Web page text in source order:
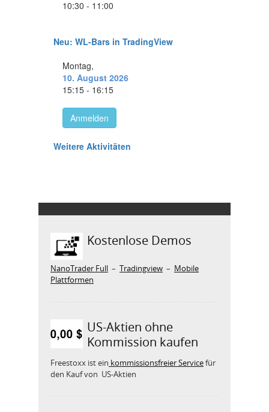
Kostenlose Demos
NanoTrader Full – Tradingview – Mobile
Plattformen
US-Aktien ohne
Kommission kaufen
Freestoxx ist ein kommissionsfreier Servicefür
den Kauf von US-Aktien